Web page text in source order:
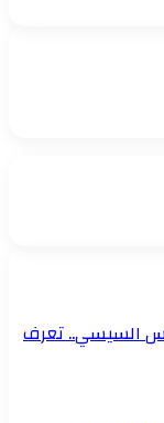
السيسي.. تعرف